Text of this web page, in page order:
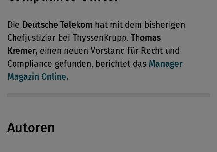
Die Deutsche Telekom hat mit dem bisherigen
Chefjustiziar bei ThyssenKrupp, Thomas
Kremer, einen neuen Vorstand für Recht und
Compliance gefunden, berichtet das Manager
Magazin Online.
Autoren